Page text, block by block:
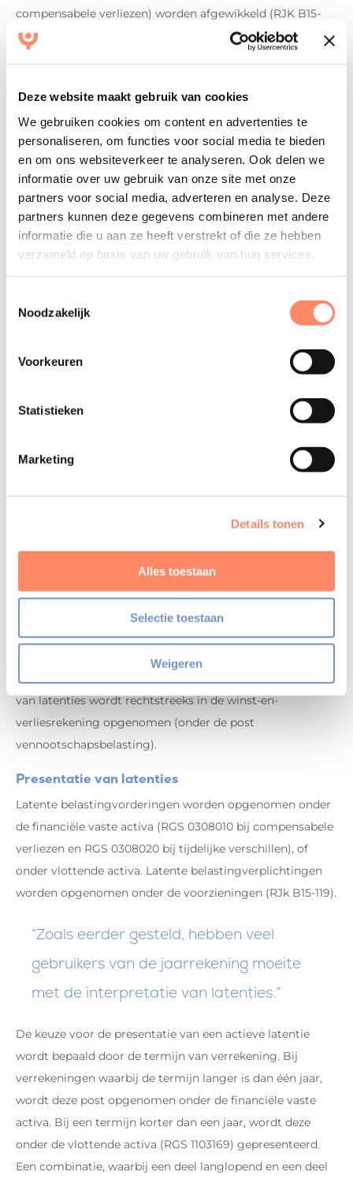
Deze website maakt gebruik van cookies
We gebruiken cookies om content en advertenties te
personaliseren, om functies voor social media te bieden
en om ons websiteverkeer te analyseren. Ook delen we
informatie over uw gebruik van onze site met onze
partners voor social media, adverteren en analyse. Deze
partners kunnen deze gegevens combineren met andere
informatie die u aan ze heeft verstrekt of die ze hebben
verzameld op basis van uw gebruik van hun services.
Noodzakelijk
Voorkeuren
Statistieken
Marketing
Details tonen
Alles toestaan
Selectie toestaan
Weigeren
compensabele verliezen) worden afgewikkeld (RJK B15-
113). Dit kan plaatsvinden tegen de nominale waarde of de
worden uiteengezet.
Als waardering tegen contante waarde
wordt toegepast, moet dit duidelijk in de
toelichting worden uiteengezet.
De waardering kan dus per soort latentie verschillen. Bij
een korte looptijd is op praktische gronden de nominale
belastingtarief dat op balansdatum (voor het komende
2024 geldt dan het vennootschapstarief van 19 procent
(dan wel bij winsten boven de € 200.000 = 25,8 procent).
Bij een langere looptijd (vaak bij herwaarderingen en
pensioenen) zal eerder de contante waarde worden
de desbetreffende tijdelijke verschillen. Dit speelt bij:
De hieruit voortvloeiende wijziging van de waardering
van latenties wordt rechtstreeks in de winst-en-
verliesrekening opgenomen (onder de post
vennootschapsbelasting).
Presentatie van latenties
Latente belastingvorderingen worden opgenomen onder
de financiële vaste activa (RGS 0308010 bij compensabele
verliezen en RGS 0308020 bij tijdelijke verschillen), of
onder vlottende activa. Latente belastingverplichtingen
worden opgenomen onder de voorzieningen (RJk B15-119).
Zoals eerder gesteld, hebben veel
gebruikers van de jaarrekening moeite
met de interpretatie van latenties.
De keuze voor de presentatie van een actieve latentie
wordt bepaald door de termijn van verrekening. Bij
verrekeningen waarbij de termijn langer is dan één jaar,
wordt deze post opgenomen onder de financiële vaste
activa. Bij een termijn korter dan een jaar, wordt deze
onder de vlottende activa (RGS 1103169) gepresenteerd.
Een combinatie, waarbij een deel langlopend en een deel